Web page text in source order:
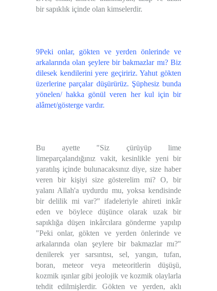
bir sapıklık içinde olan kimselerdir.
9Peki onlar, gökten ve yerden önlerinde ve
arkalarında olan şeylere bir bakmazlar mı? Biz
dilesek kendilerini yere geçiririz. Yahut gökten
üzerlerine parçalar düşürürüz. Şüphesiz bunda
yönelen/ hakka gönül veren her kul için bir
alâmet/gösterge vardır.
Bu ayette "Siz çürüyüp lime
limeparçalandığınız vakit, kesinlikle yeni bir
yaratılış içinde bulunacaksınız diye, size haber
veren bir kişiyi size gösterelim mi? O, bir
yalanı Allah'a uydurdu mu, yoksa kendisinde
bir delilik mi var?" ifadeleriyle ahireti inkâr
eden ve böylece düşünce olarak uzak bir
sapıklığa düşen inkârcılara gönderme yapılıp
"Peki onlar, gökten ve yerden önlerinde ve
arkalarında olan şeylere bir bakmazlar mı?"
denilerek yer sarsıntısı, sel, yangın, tufan,
boran, meteor veya meteoritlerin düşüşü,
kozmik ışınlar gibi jeolojik ve kozmik olaylarla
tehdit edilmişlerdir. Gökten ve yerden, aklı